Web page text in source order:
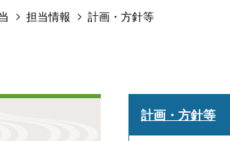
担当情報
計画・方針等
計画・方針等